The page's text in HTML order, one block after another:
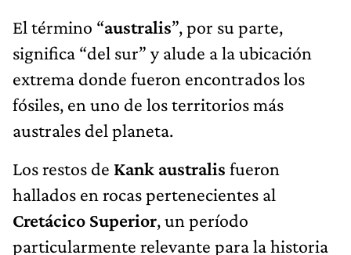
El término “australis”, por su parte,
significa “del sur” y alude a la ubicación
extrema donde fueron encontrados los
fósiles, en uno de los territorios más
australes del planeta.
Los restos de Kank australis fueron
hallados en rocas pertenecientes al
Cretácico Superior, un período
particularmente relevante para la historia